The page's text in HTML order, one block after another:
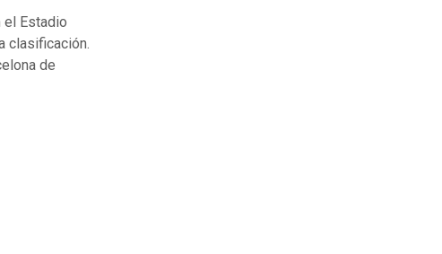
el Estadio
clasificación.
de